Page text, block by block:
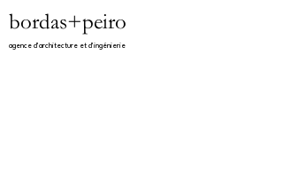
bordas+peiro
agence d'architecture et d'ingénierie​